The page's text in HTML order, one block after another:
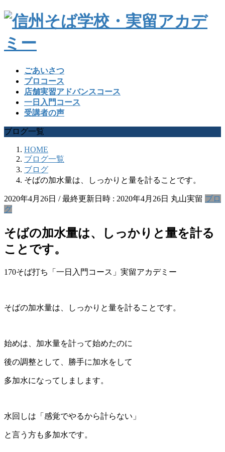
ごあいさつ
プロコース
店舗実習アドバンスコース
一日入門コース
受講者の声
ブログ一覧
HOME
ブログ一覧
ブログ
そばの加水量は、しっかりと量を計ることです。
2020年4月26日 / 最終更新日時 : 2020年4月26日 丸山実留 ブロ
グ
そばの加水量は、しっかりと量を計る
ことです。
170そば打ち「一日入門コース」実留アカデミー
そばの加水量は、しっかりと量を計ることです。
始めは、加水量を計って始めたのに
後の調整として、勝手に加水をして
多加水になってしまします。
水回しは「感覚でやるから計らない」
と言う方も多加水です。